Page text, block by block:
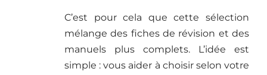
C’est pour cela que cette sélection
mélange des fiches de révision et des
manuels plus complets. L’idée est
simple : vous aider à choisir selon votre